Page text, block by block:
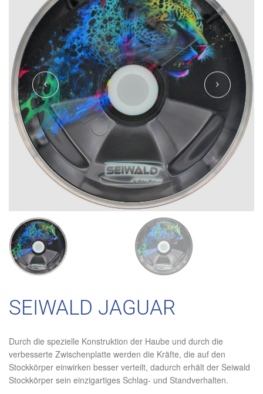
SEIWALD JAGUAR
Durch die spezielle Konstruktion der Haube und durch die
verbesserte Zwischenplatte werden die Kräfte, die auf den
Stockkörper einwirken besser verteilt, dadurch erhält der Seiwald
Stockkörper sein einzigartiges Schlag- und Standverhalten.